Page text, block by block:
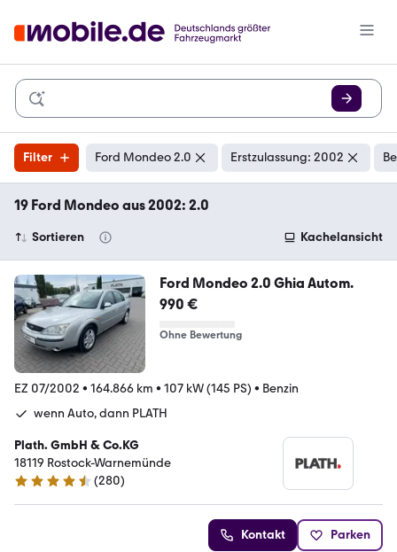
Filter Ford Mondeo 2.0 Erstzulassung: 2002
19 Ford Mondeo aus 2002: 2.0
Sortieren Kachelansicht
Ford Mondeo 2.0 Ghia Autom.
990 €
Ohne Bewertung
EZ 07/2002 • 164.866 km • 107 kW (145 PS) • Benzin
wenn Auto, dann PLATH
Plath. GmbH & Co.KG
18119 Rostock-Warnemünde
4.7 Sterne
(280)
Kontakt Parken